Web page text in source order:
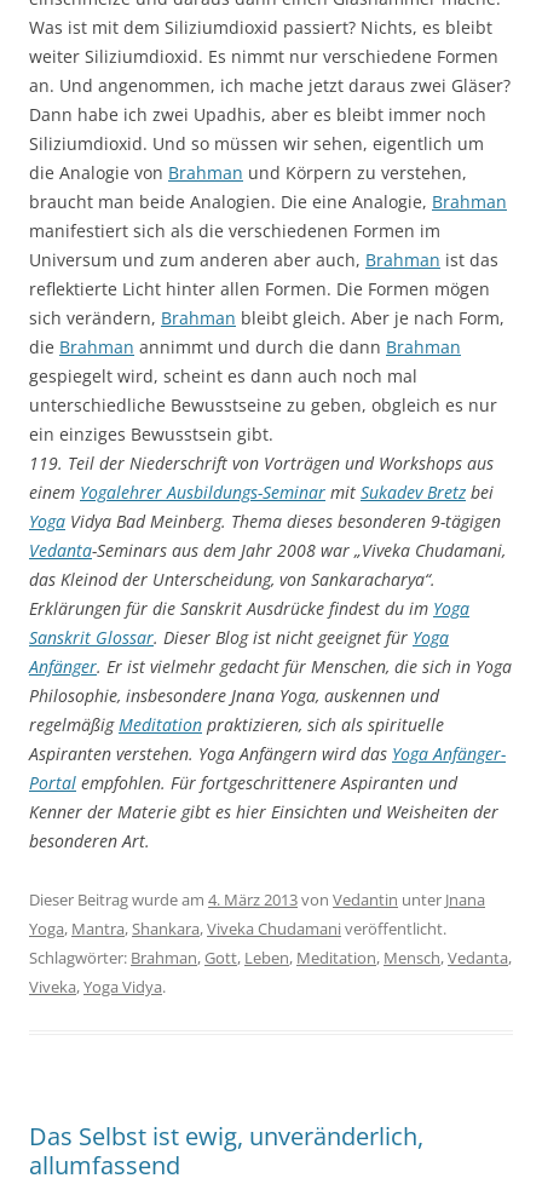
Was ist mit dem Siliziumdioxid passiert? Nichts, es bleibt
weiter Siliziumdioxid. Es nimmt nur verschiedene Formen
an. Und angenommen, ich mache jetzt daraus zwei Gläser?
Dann habe ich zwei Upadhis, aber es bleibt immer noch
Siliziumdioxid. Und so müssen wir sehen, eigentlich um
die Analogie von Brahman und Körpern zu verstehen,
braucht man beide Analogien. Die eine Analogie, Brahman
manifestiert sich als die verschiedenen Formen im
Universum und zum anderen aber auch, Brahman ist das
reflektierte Licht hinter allen Formen. Die Formen mögen
sich verändern, Brahman bleibt gleich. Aber je nach Form,
die Brahman annimmt und durch die dann Brahman
gespiegelt wird, scheint es dann auch noch mal
unterschiedliche Bewusstseine zu geben, obgleich es nur
ein einziges Bewusstsein gibt.
119. Teil der Niederschrift von Vorträgen und Workshops aus
einem Yogalehrer Ausbildungs-Seminar mit Sukadev Bretz bei
Yoga Vidya Bad Meinberg. Thema dieses besonderen 9-tägigen
Vedanta-Seminars aus dem Jahr 2008 war „Viveka Chudamani,
das Kleinod der Unterscheidung, von Sankaracharya“.
Erklärungen für die Sanskrit Ausdrücke findest du im Yoga
Sanskrit Glossar. Dieser Blog ist nicht geeignet für Yoga
Anfänger. Er ist vielmehr gedacht für Menschen, die sich in Yoga
Philosophie, insbesondere Jnana Yoga, auskennen und
regelmäßigMeditation praktizieren, sich als spirituelle
Aspiranten verstehen. Yoga Anfängern wird das YogaAnfänger-
Portal empfohlen. Für fortgeschrittenere Aspiranten und
Kenner der Materie gibt es hier Einsichten und Weisheiten der
besonderen Art.
Dieser Beitrag wurde am 4. März 2013von Vedantin unter Jnana
Yoga, Mantra,Shankara,Viveka Chudamaniveröffentlicht.
Schlagwörter: Brahman,Gott, Leben, Meditation, Mensch,Vedanta,
Viveka,Yoga Vidya.
Das Selbst ist ewig, unveränderlich,
allumfassend